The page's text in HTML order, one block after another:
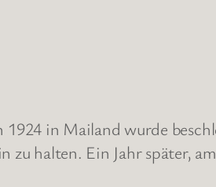
in Mailand wurde
zu halten. Ein Jahr später,